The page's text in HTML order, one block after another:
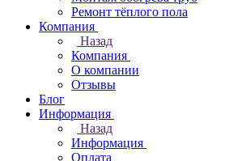
Ремонт тёплого пола
Компания
Назад
Компания
О компании
Отзывы
Блог
Информация
Назад
Информация
Оплата